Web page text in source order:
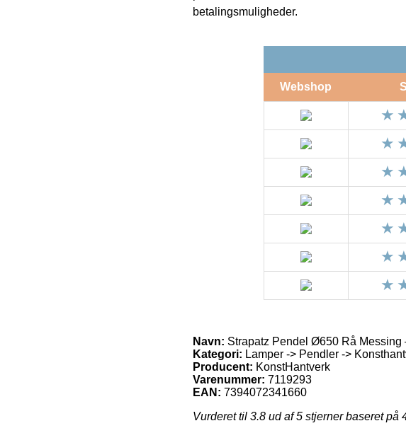
betalingsmuligheder.
Webshop
Navn: Strapatz Pendel Ø650 Rå Messing
Kategori: Lamper -> Pendler ->
Producent: KonstHantverk
Varenummer: 7119293
EAN: 7394072341660
Vurderet til 3.8 ud af 5 stjerner baseret på